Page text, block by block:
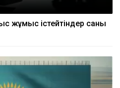
жұмыс істейтіндер саны